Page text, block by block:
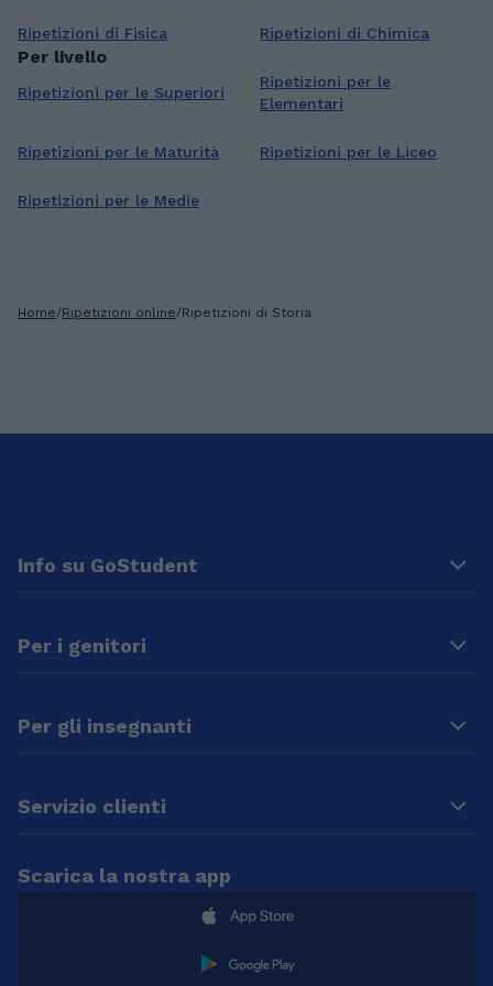
Ripetizioni di Fisica Ripetizioni di Chimica
Per livello
Ripetizioni per le Superiori
Ripetizioni per le
Elementari
Ripetizioni per le Maturità Ripetizioni per le Liceo
Ripetizioni per le Medie
Home/Ripetizioni online/Ripetizioni di Storia
Info su GoStudent
Per i genitori
Per gli insegnanti
Servizio clienti
Scarica la nostra app